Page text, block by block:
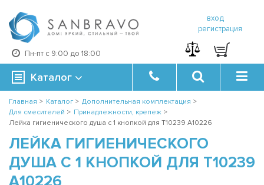
Пн-пт с 9:00 до 18:00
вход
регистрация
Каталог
Главная > Каталог > Дополнительная комплектация >
Для смесителей > Принадлежности, крепеж >
Лейка гигиенического душа с 1 кнопкой для T10239 A10226
ЛЕЙКА ГИГИЕНИЧЕСКОГО
ДУША С 1 КНОПКОЙ ДЛЯ T10239